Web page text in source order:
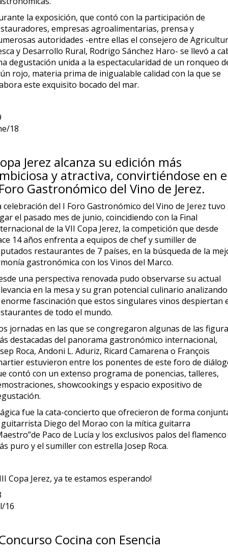
la exposición, que contó con la participación de
empresas agroalimentarias, prensa y
autoridades -entre ellas el consejero de
y Desarrollo Rural, Rodrigo Sánchez Haro- se llevó a
degustación unida a la espectacularidad de un ronqueo
rojo, materia prima de inigualable calidad con la que se
este exquisito bocado del mar.
18
Jerez alcanza su edición más
y atractiva, convirtiéndose en
Gastronómico del Vino de Jerez.
celebración del I Foro Gastronómico del Vino de Jerez tuvo
el pasado mes de junio, coincidiendo con la Final
de la VII Copa Jerez, la competición que desde
14 años enfrenta a equipos de chef y sumiller de
restaurantes de 7 países, en la búsqueda de la
gastronómica con los Vinos del Marco.
una perspectiva renovada pudo observarse su actual
en la mesa y su gran potencial culinario analizando
fascinación que estos singulares vinos despiertan
de todo el mundo.
jornadas en las que se congregaron algunas de las
destacadas del panorama gastronómico internacional,
Roca, Andoni L. Aduriz, Ricard Camarena o François
estuvieron entre los ponentes de este foro de
contó con un extenso programa de ponencias, talleres,
showcookings y espacio expositivo de
fue la cata-concierto que ofrecieron de forma
Diego del Morao con la mítica guitarra
Paco de Lucía y los exclusivos palos del flamenco
puro y el sumiller con estrella Josep Roca.
Copa Jerez, ya te estamos esperando!
16
Cocina con Esencia